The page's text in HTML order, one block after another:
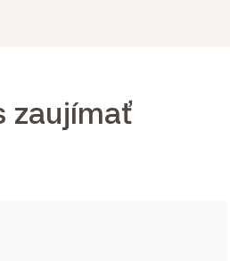
zaujímať